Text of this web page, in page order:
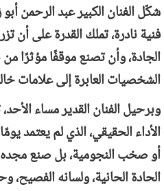
شكّل الفنان الكبير عبد الرحمن
فنية نادرة، تملك القدرة على أن
الجادة، وأن تصنع موقفًا مؤثرًا
الشخصيات العابرة إلى علامات
وبرحيل الفنان القدير مساء
الأداء الحقيقي، الذي لم يعتمد
أو صخب النجومية، بل صنع مجده
الحادة الحانية، ولسانه